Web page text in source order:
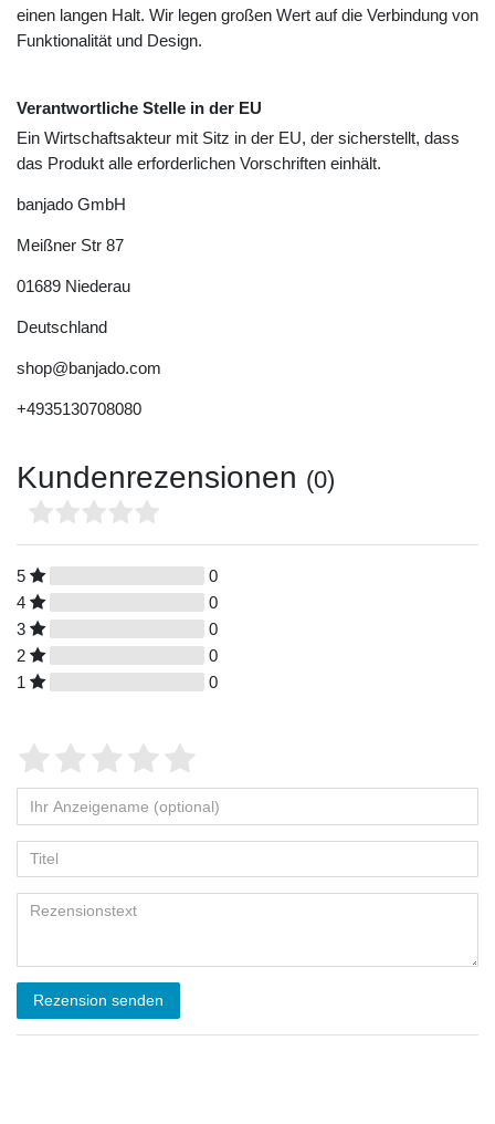
einen langen Halt. Wir legen großen Wert auf die Verbindung von
Funktionalität und Design.
Verantwortliche Stelle in der EU
Ein Wirtschaftsakteur mit Sitz in der EU, der sicherstellt, dass
das Produkt alle erforderlichen Vorschriften einhält.
banjado GmbH
Meißner Str 87
01689 Niederau
Deutschland
shop@banjado.com
+4935130708080
Kundenrezensionen (0)
5
0
4
0
3
0
2
0
1
0
Rezension senden